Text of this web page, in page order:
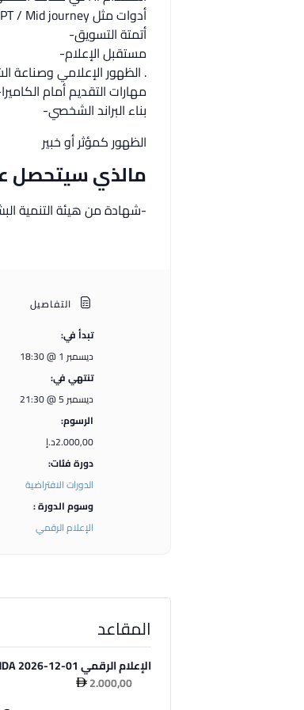
أدوات مثل Chat GPT / Mid journey-
أتمتة التسويق-
مستقبل الإعلام-
. الظهور الإعلامي وصناعة
مهارات التقديم أمام
بناء البراند الشخصي-
الظهور كمؤثر أو خبير
مالذي سيتحصل
-شهادة من هيئة التنمية
التفاصيل
تبدأ في:
ديسمبر 1 @ 18:30
تنتهي في:
ديسمبر 5 @ 21:30
الرسوم:
2.000,00د.إ
دورة فئات:
الدورات الافتراضية
وسوم الدورة :
الإعلام الرقمي
المقاعد
الإعلام الرقمي 01-12-2026 KHDA
2.000,00